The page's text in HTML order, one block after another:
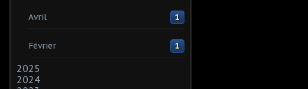
Avril 1
Février 1
2025
2024